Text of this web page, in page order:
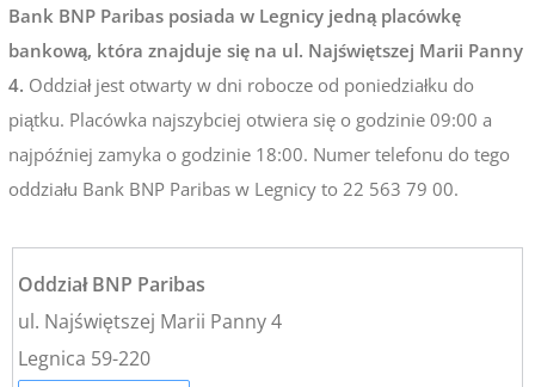
Bank BNP Paribas posiada w Legnicy jedną placówkę
bankową, która znajduje się na ul. Najświętszej Marii Panny
4. Oddział jest otwarty w dni robocze od poniedziałku do
piątku. Placówka najszybciej otwiera się o godzinie 09:00 a
najpóźniej zamyka o godzinie 18:00. Numer telefonu do tego
oddziału Bank BNP Paribas w Legnicy to 22 563 79 00.
Oddział BNP Paribas
ul. Najświętszej Marii Panny 4
Legnica 59-220